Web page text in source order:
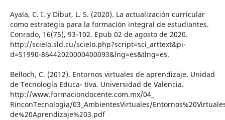
Ayala, C. I. y Dibut, L. S. (2020). La actualización curricular
como estrategia para la formación integral de estudiantes.
Conrado, 16(75), 93-102. Epub 02 de agosto de 2020.
http://scielo.sld.cu/scielo.php?script=sci_arttext&pi-
d=S1990-86442020000400093&lng=es&tlng=es.
Belloch, C. (2012). Entornos virtuales de aprendizaje. Unidad
de Tecnología Educa- tiva. Universidad de Valencia.
http://www.formaciondocente.com.mx/04_
RinconTecnologia/03_AmbientesVirtuales/
de%20Aprendizaje%203.pdf